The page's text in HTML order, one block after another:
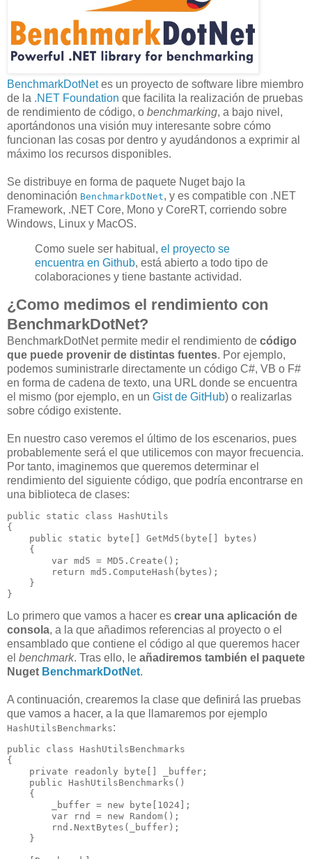
BenchmarkDotNetes un proyecto de software libre miembro
de la .NET Foundation que facilita la realización de pruebas
de rendimiento de código, o benchmarking, a bajo nivel,
aportándonos una visión muy interesante sobre cómo
funcionan las cosas por dentro y ayudándonos a exprimir al
máximo los recursos disponibles.
Se distribuye en forma de paquete Nuget bajo la
denominación BenchmarkDotNet, y es compatible con .NET
Framework, .NET Core, Mono y CoreRT, corriendo sobre
Windows, Linux y MacOS.
Como suele ser habitual, el proyecto se
encuentra en Github, está abierto a todo tipo de
colaboraciones y tiene bastante actividad.
¿Como medimos el rendimiento con
BenchmarkDotNet?
BenchmarkDotNet permite medir el rendimiento de código
que puede provenir de distintas fuentes. Por ejemplo,
podemos suministrarle directamente un código C#, VB o F#
en forma de cadena de texto, una URL donde se encuentra
el mismo (por ejemplo, en un Gist de GitHub) o realizarlas
sobre código existente.
En nuestro caso veremos el último de los escenarios, pues
probablemente será el que utilicemos con mayor frecuencia.
Por tanto, imaginemos que queremos determinar el
rendimiento del siguiente código, que podría encontrarse en
una biblioteca de clases:
public static class HashUtils
{
public
static byte GetMd5 ( byte [] bytes)
    {
var md5 = MD5.Create();
return md5.ComputeHash(bytes);
    }
}
Lo primero que vamos a hacer es crear una aplicación de
consola, a la que añadimos referencias al proyecto o el
ensamblado que contiene el código al que queremos hacer
el benchmark. Tras ello, le añadiremos también el paquete
Nuget BenchmarkDotNet.
A continuación, crearemos la clase que definirá las pruebas
que vamos a hacer, a la que llamaremos por ejemplo
HashUtilsBenchmarks:
public class HashUtilsBenchmarks
{
private
readonly byte [] _buffer;
public
HashUtilsBenchmarks ()
    {
        _buffer =
new byte [ 1024];
var rnd = new Random();
        rnd.NextBytes(_buffer);
    }